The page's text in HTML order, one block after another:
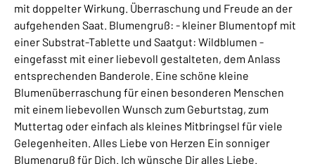
mit doppelter Wirkung. Überraschung und Freude an der
aufgehenden Saat. Blumengruß: - kleiner Blumentopf mit
einer Substrat-Tablette und Saatgut: Wildblumen -
eingefasst mit einer liebevoll gestalteten, dem Anlass
entsprechenden Banderole. Eine schöne kleine
Blumenüberraschung für einen besonderen Menschen
mit einem liebevollen Wunsch zum Geburtstag, zum
Muttertag oder einfach als kleines Mitbringsel für viele
Gelegenheiten. Alles Liebe von Herzen Ein sonniger
Blumengruß für Dich. Ich wünsche Dir alles Liebe.